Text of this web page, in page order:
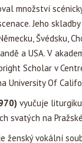
množství
Jeho
Švédsku,
a USA. V
Scholar v
University Of
vyučuje liturgiku
svatých na
ženský vokální